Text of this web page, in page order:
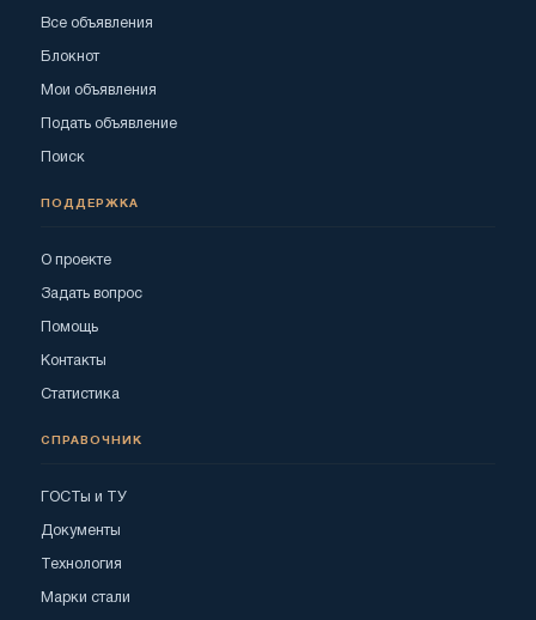
Все объявления
Блокнот
Мои объявления
Подать объявление
Поиск
ПОДДЕРЖКА
О проекте
Задать вопрос
Помощь
Контакты
Статистика
СПРАВОЧНИК
ГОСТы и ТУ
Документы
Технология
Марки стали